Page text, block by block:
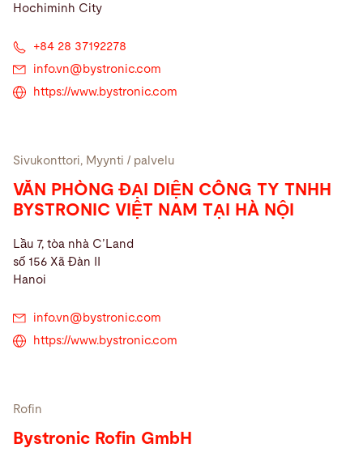
Hochiminh City
+84 28 37192278
info.vn@ bystronic.com
https://www.bystronic.com
Sivukonttori, Myynti / palvelu
VĂN PHÒNG ĐẠI DIỆN CÔNG TY TNHH
BYSTRONIC VIỆT NAM TẠI HÀ NỘI
Lầu 7, tòa nhà C’Land
số 156 Xã Đàn II
Hanoi
info.vn@ bystronic.com
https://www.bystronic.com
Rofin
Bystronic Rofin GmbH